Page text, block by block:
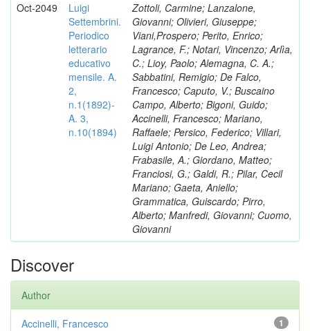
Oct-2049
Luigi
Settembrini.
Periodico
letterario
educativo
mensile. A.
2,
n.1(1892)-
A. 3,
n.10(1894)
Zottoli, Carmine; Lanzalone,
Giovanni; Olivieri, Giuseppe;
Viani,Prospero; Perito, Enrico;
Lagrance, F.; Notari, Vincenzo; Arlìa,
C.; Lioy, Paolo; Alemagna, C. A.;
Sabbatini, Remigio; De Falco,
Francesco; Caputo, V.; Buscaino
Campo, Alberto; Bigoni, Guido;
Accinelli, Francesco; Mariano,
Raffaele; Persico, Federico; Villari,
Luigi Antonio; De Leo, Andrea;
Frabasile, A.; Giordano, Matteo;
Franciosi, G.; Galdi, R.; Pilar, Cecil
Mariano; Gaeta, Aniello;
Grammatica, Guiscardo; Pirro,
Alberto; Manfredi, Giovanni; Cuomo,
Giovanni
Discover
Author
1
Accinelli, Francesco